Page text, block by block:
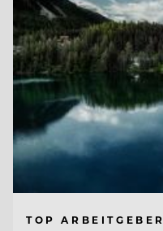
TOP ARBEITGEBER